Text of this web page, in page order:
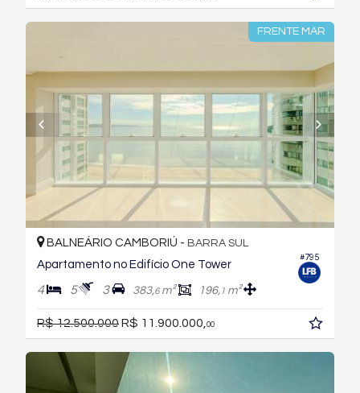
FRENTE MAR
#795
BALNEÁRIO CAMBORIÚ - BARRA SUL
Apartamento no Edifício One Tower
4 5 3 383,6m² 196, 1 m²
R$ 12.500.000R$ 11.900.000,00